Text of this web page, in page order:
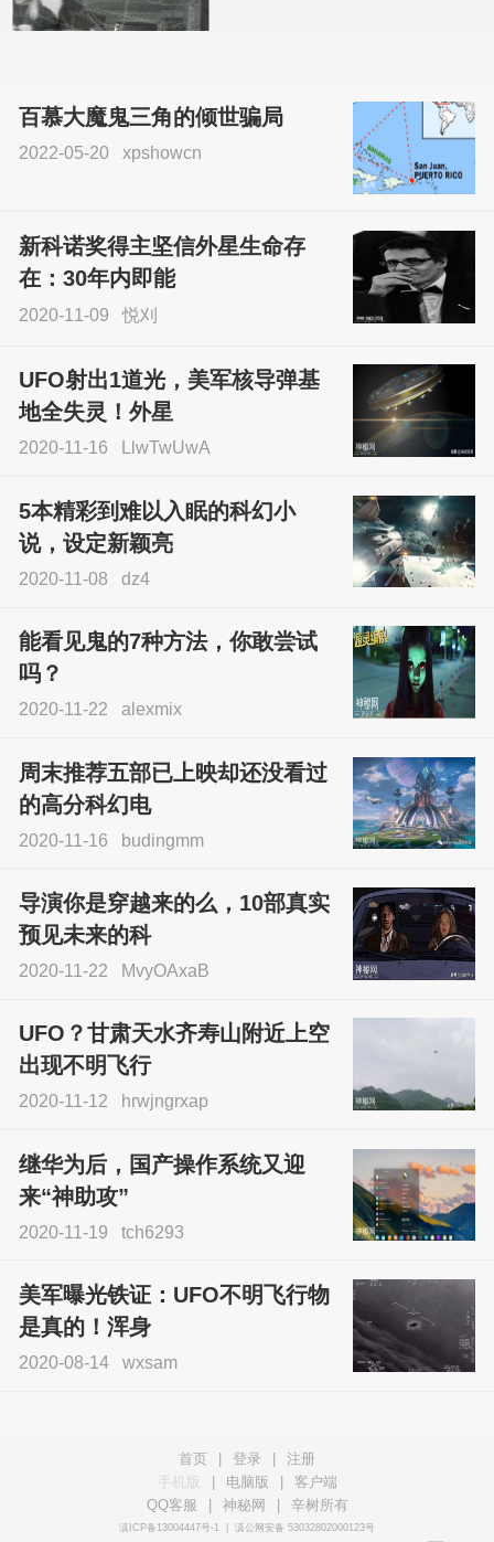
sskfn
百慕大魔鬼三角的倾世骗局
2022-05-20 xpshowcn
新科诺奖得主坚信外星生命存
在：30年内即能
2020-11-09 悦刈
UFO射出1道光，美军核导弹基
地全失灵！外星
2020-11-16 LlwTwUwA
5本精彩到难以入眠的科幻小
说，设定新颖亮
2020-11-08 dz4
能看见鬼的7种方法，你敢尝试
吗？
2020-11-22 alexmix
周末推荐五部已上映却还没看过
的高分科幻电
2020-11-16 budingmm
导演你是穿越来的么，10部真实
预见未来的科
2020-11-22 MvyOAxaB
UFO？甘肃天水齐寿山附近上空
出现不明飞行
2020-11-12 hrwjngrxap
继华为后，国产操作系统又迎
来“神助攻”
2020-11-19 tch6293
美军曝光铁证：UFO不明飞行物
是真的！浑身
2020-08-14 wxsam
首页 登录
注册
手机版
电脑版
客户端
QQ客服
神秘网 辛树所有
滇ICP备13004447号-1 滇公网安备 53032802000123号